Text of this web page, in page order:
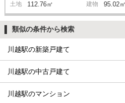
土地 112.76㎡ 建物 95.02㎡
類似の条件から検索
川越駅の新築戸建て
川越駅の中古戸建て
川越駅のマンション